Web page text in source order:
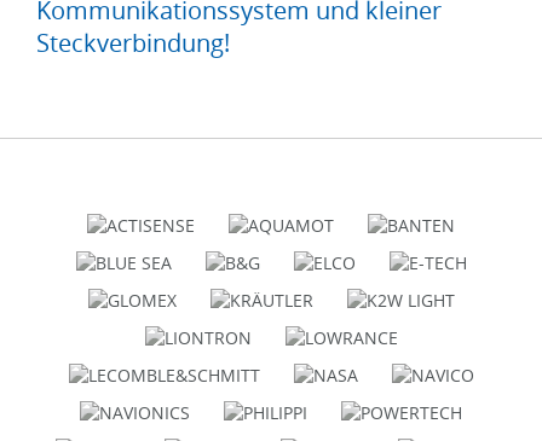
Kommunikationssystem und kleiner
Steckverbindung!